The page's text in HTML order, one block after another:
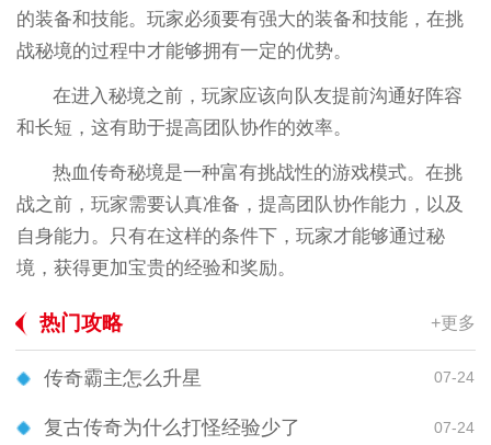
的装备和技能。玩家必须要有强大的装备和技能，在挑
战秘境的过程中才能够拥有一定的优势。
在进入秘境之前，玩家应该向队友提前沟通好阵容
和长短，这有助于提高团队协作的效率。
热血传奇秘境是一种富有挑战性的游戏模式。在挑
战之前，玩家需要认真准备，提高团队协作能力，以及
自身能力。只有在这样的条件下，玩家才能够通过秘
境，获得更加宝贵的经验和奖励。
热门攻略 +更多
传奇霸主怎么升星 07-24
复古传奇为什么打怪经验少了 07-24